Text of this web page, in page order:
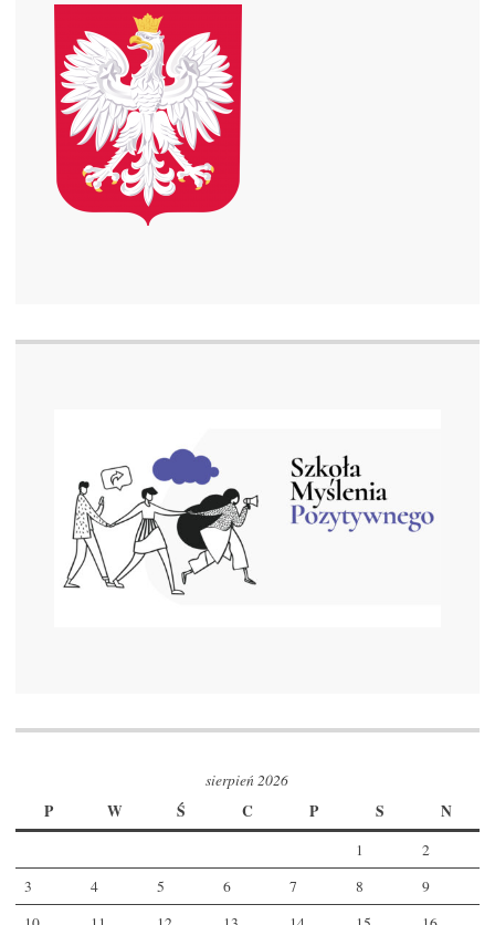
sierpień 2026
P W Ś C P S N
1
2
3
4 5 6 7 8
9